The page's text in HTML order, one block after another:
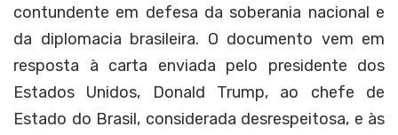
contundente em defesa da soberania nacional e
da diplomacia brasileira. O documento vem em
resposta à carta enviada pelo presidente dos
Estados Unidos, Donald Trump, ao chefe de
Estado do Brasil, considerada desrespeitosa, e às